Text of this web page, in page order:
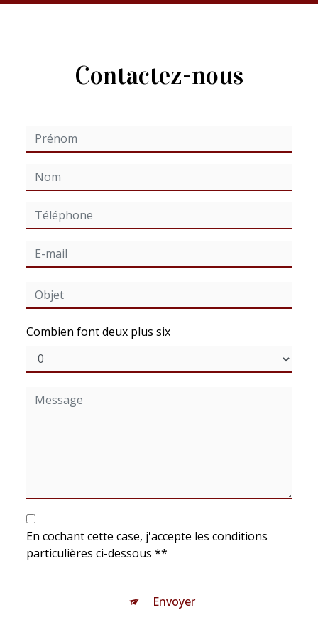
Contactez-nous
Combien font deux plus six
En cochant cette case, j'accepte les conditions
particulières ci-dessous **
Envoyer